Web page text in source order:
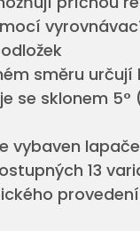
směru
se sklonem 5°
vybaven
13